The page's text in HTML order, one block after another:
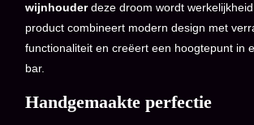
wijnhouderdeze droom wordt
product combineert modern design met
functionaliteit en creëert een hoogtepunt in
bar.
Handgemaakte perfectie